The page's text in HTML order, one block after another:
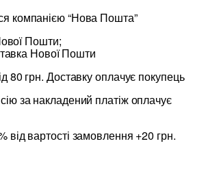
компанією “Нова Пошта”
Пошти;
Нової Пошти
80 грн. Доставку оплачує покупець
за накладений платіж оплачує
від вартості замовлення +20 грн.